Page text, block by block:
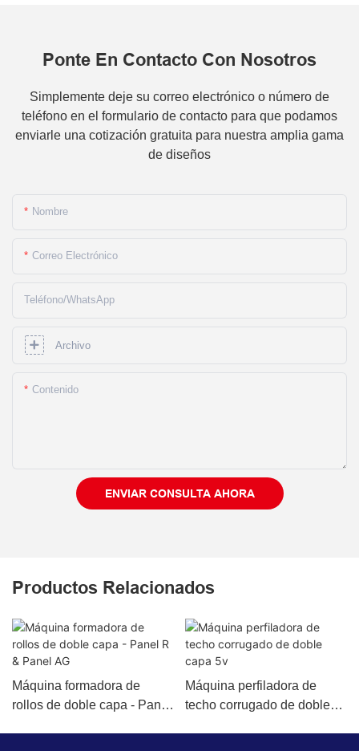
Ponte En Contacto Con Nosotros
Simplemente deje su correo electrónico o número de
teléfono en el formulario de contacto para que podamos
enviarle una cotización gratuita para nuestra amplia gama
de diseños
Nombre
Correo Electrónico
Teléfono/WhatsApp
Archivo
Contenido
ENVIAR CONSULTA AHORA
Productos Relacionados
Máquina formadora de
rollos de doble capa - Panel
Máquina perfiladora de
techo corrugado de doble